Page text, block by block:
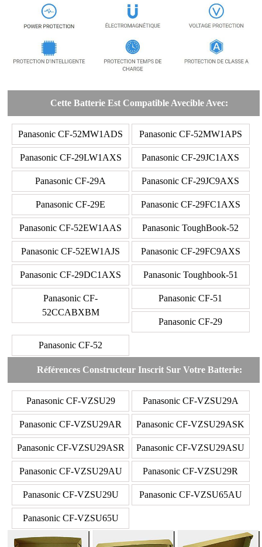
Cette Batterie Est Compatible Avecible Avec:
Panasonic CF-52MW1ADS Panasonic CF-52MW1APS
Panasonic CF-29LW1AXS Panasonic CF-29JC1AXS
Panasonic CF-29A Panasonic CF-29JC9AXS
Panasonic CF-29E Panasonic CF-29FC1AXS
Panasonic CF-52EW1AAS Panasonic ToughBook-52
Panasonic CF-52EW1AJS Panasonic CF-29FC9AXS
Panasonic CF-29DC1AXS Panasonic Toughbook-51
Panasonic CF-
52CCABXBM
Panasonic CF-51
Panasonic CF-29
Panasonic CF-52
Références Constructeur Inscrit Sur Votre Batterie:
Panasonic CF-VZSU29 Panasonic CF-VZSU29A
Panasonic CF-VZSU29AR Panasonic CF-VZSU29ASK
Panasonic CF-VZSU29ASR Panasonic CF-VZSU29ASU
Panasonic CF-VZSU29AU Panasonic CF-VZSU29R
Panasonic CF-VZSU29U Panasonic CF-VZSU65AU
Panasonic CF-VZSU65U